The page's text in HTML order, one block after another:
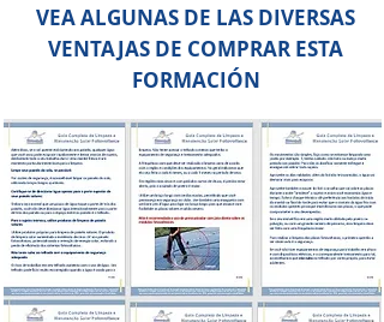
VEA ALGUNAS DE LAS DIVERSAS
VENTAJAS DE COMPRAR ESTA
FORMACIÓN